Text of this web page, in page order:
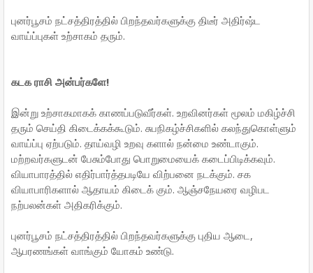
புனர்பூசம் நட்சத்திரத்தில் பிறந்தவர்களுக்கு திடீர் அதிர்ஷ்ட
வாய்ப்புகள் உற்சாகம் தரும்.
கடக ராசி அன்பர்களே!
இன்று உற்சாகமாகக் காணப்படுவீர்கள். உறவினர்கள் மூலம் மகிழ்ச்சி
தரும் செய்தி கிடைக்கக்கூடும். சுபநிகழ்ச்சிகளில் கலந்துகொள்ளும்
வாய்ப்பு ஏற்படும். தாய்வழி உறவு களால் நன்மை உண்டாகும்.
மற்றவர்களுடன் பேசும்போது பொறுமையைக் கடைப்பிடிக்கவும்.
வியாபாரத்தில் எதிர்பார்த்தபடியே விற்பனை நடக்கும். சக
வியாபாரிகளால் ஆதாயம் கிடைக் கும். ஆஞ்சநேயரை வழிபட
நற்பலன்கள் அதிகரிக்கும்.
புனர்பூசம் நட்சத்திரத்தில் பிறந்தவர்களுக்கு புதிய ஆடை,
ஆபரணங்கள் வாங்கும் யோகம் உண்டு.